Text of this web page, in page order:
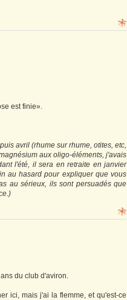
est finie».
avril (rhume sur rhume, otites, etc,
aux oligo-éléments, j'avais
l'été, il sera en retraite en janvier
au hasard pour expliquer que vous
au sérieux, ils sont persuadés que
du club d'aviron.
ici, mais j'ai la flemme, et qu'est-ce